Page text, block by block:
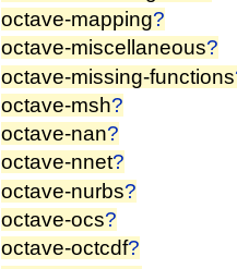
octave-mapping?
octave-miscellaneous?
octave-missing-functions
octave-msh?
octave-nan?
octave-nnet?
octave-nurbs?
octave-ocs?
octave-octcdf?